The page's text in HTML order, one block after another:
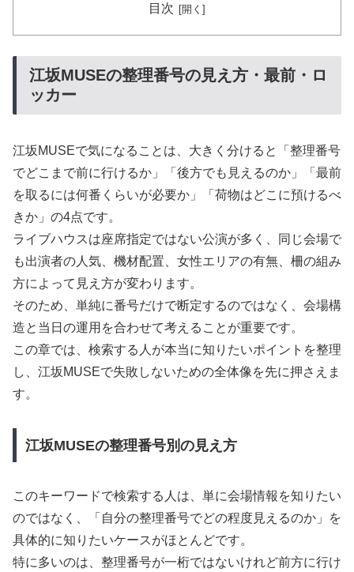
目次
江坂MUSEの整理番号の見え方・最前・ロ
ッカー
江坂MUSEで気になることは、大きく分けると「整理番号
でどこまで前に行けるか」「後方でも見えるのか」「最前
を取るには何番くらいが必要か」「荷物はどこに預けるべ
きか」の4点です。
ライブハウスは座席指定ではない公演が多く、同じ会場で
も出演者の人気、機材配置、女性エリアの有無、柵の組み
方によって見え方が変わります。
そのため、単純に番号だけで断定するのではなく、会場構
造と当日の運用を合わせて考えることが重要です。
この章では、検索する人が本当に知りたいポイントを整理
し、江坂MUSEで失敗しないための全体像を先に押さえま
す。
江坂MUSEの整理番号別の見え方
このキーワードで検索する人は、単に会場情報を知りたい
のではなく、「自分の整理番号でどの程度見えるのか」を
具体的に知りたいケースがほとんどです。
特に多いのは、整理番号が一桁ではないけれど前方に行け